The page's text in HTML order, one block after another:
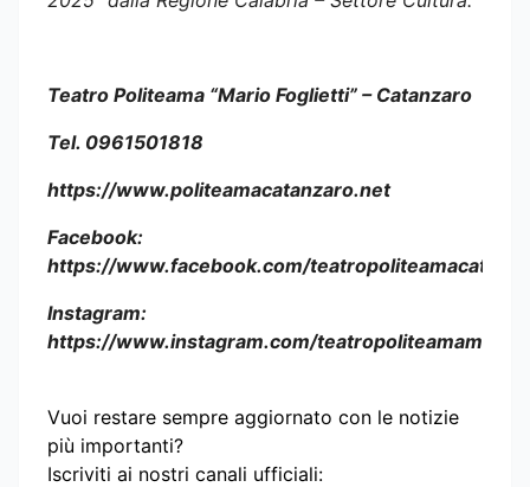
Teatro Politeama “Mario Foglietti” – Catanzaro
Tel. 0961501818
https://www.politeamacatanzaro.net
Facebook:
https://www.facebook.com/
Instagram:
https://www.instagram.com/
Vuoi restare sempre aggiornato con le notizie
più importanti?
Iscriviti ai nostri canali ufficiali: